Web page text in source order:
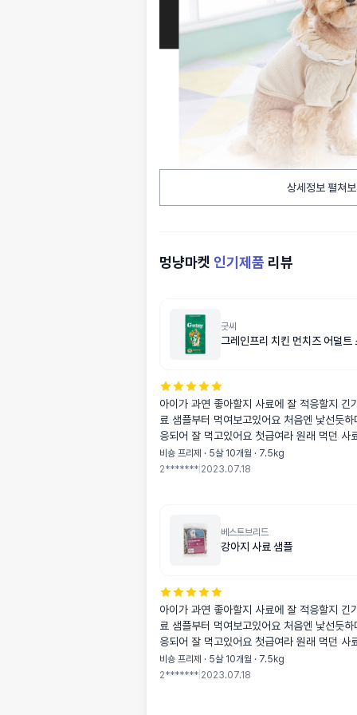
상세정보 펼쳐
멍냥마켓 인기제품 리뷰
굿씨
그레인프리 치킨 먼치즈 어덜
아이가 과연 좋아할지 사료에 잘 적응할지 긴
료 샘플부터 먹여보고있어요 처음엔 낯선듯
응되어 잘 먹고있어요 첫급여라 원래 먹던 사
어주고있어요
비숑 프리제 · 5살 10개월 · 7.5kg
2******* 2023.07.18
베스트브리드
강아지 사료 샘플
아이가 과연 좋아할지 사료에 잘 적응할지 긴
료 샘플부터 먹여보고있어요 처음엔 낯선듯
응되어 잘 먹고있어요 첫급여라 원래 먹던 사
어주고있어요
비숑 프리제 · 5살 10개월 · 7.5kg
2******* 2023.07.18